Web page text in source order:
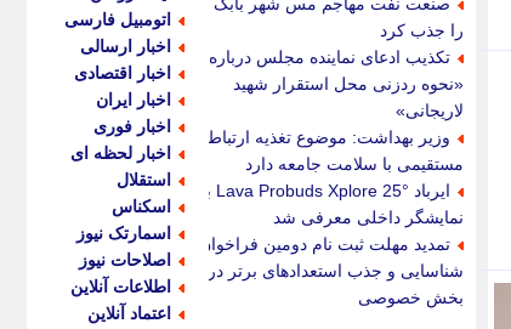
را جذب کرد
تکذیب ادعای نماینده مجلس درباره
«نحوه ردزنی محل استقرار شهید
لاریجانی»
وزیر بهداشت: موضوع تغذیه ارتباط
مستقیمی با سلامت جامعه دارد
ایرباد Lava Probuds Xplore 25° با
نمایشگر داخلی معرفی شد
تمدید مهلت ثبت نام دومین فراخوان
شناسایی و جذب استعدادهای برتر در
بخش خصوصی
اتومبیل فارسی
اخبار ارسالی
اخبار اقتصادی
اخبار ایران
اخبار فوری
اخبار لحظه ای
استقلال
اسکناس
اسمارتک نیوز
اصلاحات نیوز
اطلاعات آنلاین
اعتماد آنلاین